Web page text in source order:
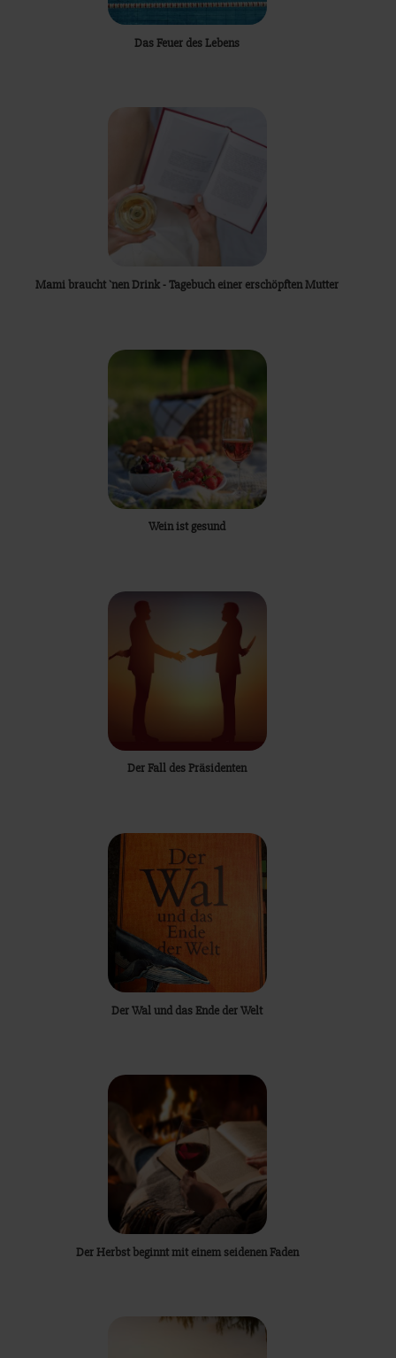
Das Feuer des Lebens
Mami braucht `nen Drink - Tagebuch einer erschöpften Mutter
Wein ist gesund
Der Fall des Präsidenten
Der Wal und das Ende der Welt
Der Herbst beginnt mit einem seidenen Faden